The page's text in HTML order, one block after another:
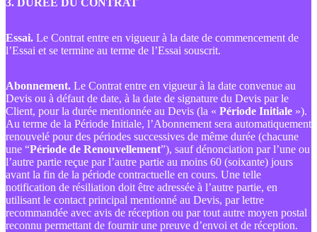
Essai. Le Contrat entre en vigueur à la date de commencement de
l’Essai et se termine au terme de l’Essai souscrit.
Abonnement. Le Contrat entre en vigueur à la date convenue au
Devis ou à défaut de date, à la date de signature du Devis par le
Client, pour la durée mentionnée au Devis (la « Période Initiale »).
Au terme de la Période Initiale, l’Abonnement sera automatiquement
renouvelé pour des périodes successives de même durée (chacune
une “Période de Renouvellement”), sauf dénonciation par l’une ou
l’autre partie reçue par l’autre partie au moins 60 (soixante) jours
avant la fin de la période contractuelle en cours. Une telle
notification de résiliation doit être adressée à l’autre partie, en
utilisant le contact principal mentionné au Devis, par lettre
recommandée avec avis de réception ou par tout autre moyen postal
reconnu permettant de fournir une preuve d’envoi et de réception.